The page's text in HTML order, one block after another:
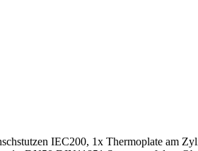
IEC200, 1x Thermoplate am